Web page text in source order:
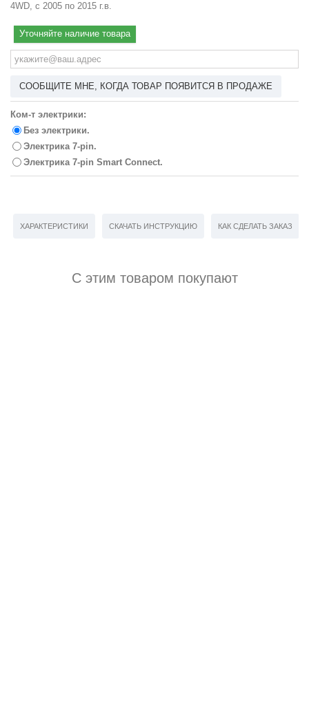
4WD, с 2005 по 2015 г.в.
Уточняйте наличие товара
СООБЩИТЕ МНЕ, КОГДА ТОВАР ПОЯВИТСЯ В ПРОДАЖЕ
Ком-т электрики:
Без электрики.
Электрика 7-pin.
Электрика 7-pin Smart Connect.
ХАРАКТЕРИСТИКИ СКАЧАТЬ ИНСТРУКЦИЮ КАК СДЕЛАТЬ ЗАКАЗ
С этим товаром покупают